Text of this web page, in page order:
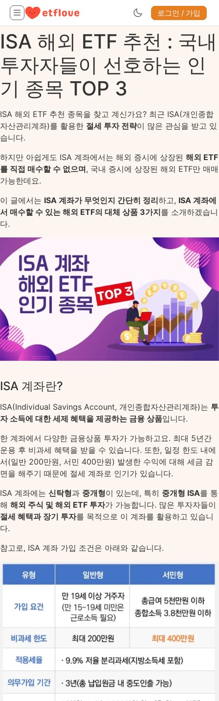
로그인 / 가입
ISA 해외 ETF 추천 : 국내
투자자들이 선호하는 인
기 종목 TOP 3
ISA 해외 ETF 추천 종목을 찾고 계신가요? 최근 ISA(개인종합
자산관리계좌)를 활용한 절세 투자 전략이 많은 관심을 받고 있
습니다.
하지만 아쉽게도 ISA 계좌에서는 해외 증시에 상장된 해외 ETF
를 직접 매수할 수 없으며, 국내 증시에 상장된 해외 ETF만 매매
가능한데요.
이 글에서는 ISA 계좌가 무엇인지 간단히 정리하고, ISA 계좌에
서 매수할 수 있는 해외 ETF의 대체 상품 3가지를 소개하겠습니
다.
ISA 계좌란?
ISA(Individual Savings Account, 개인종합자산관리계좌)는 투
자 소득에 대한 세제 혜택을 제공하는 금융 상품입니다.
한 계좌에서 다양한 금융상품 투자가 가능하고요. 최대 5년간
운용 후 비과세 혜택을 받을 수 있습니다. 또한, 일정 한도 내에
서(일반 200만원, 서민 400만원) 발생한 수익에 대해 세금 감
면을 해주기 때문에 절세 계좌로 인기가 있습니다.
ISA 계좌에는 신탁형과 중개형이 있는데, 특히 중개형 ISA를 통
해 해외 주식 및 해외 ETF 투자가 가능합니다. 많은 투자자들이
절세 혜택과 장기 투자를 목적으로 이 계좌를 활용하고 있습니
다.
참고로, ISA 계좌 가입 조건은 아래와 같습니다.